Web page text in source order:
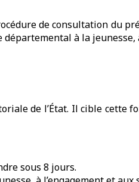
de consultation du
à la jeunesse,
de l’État. Il cible cette
sous 8 jours.